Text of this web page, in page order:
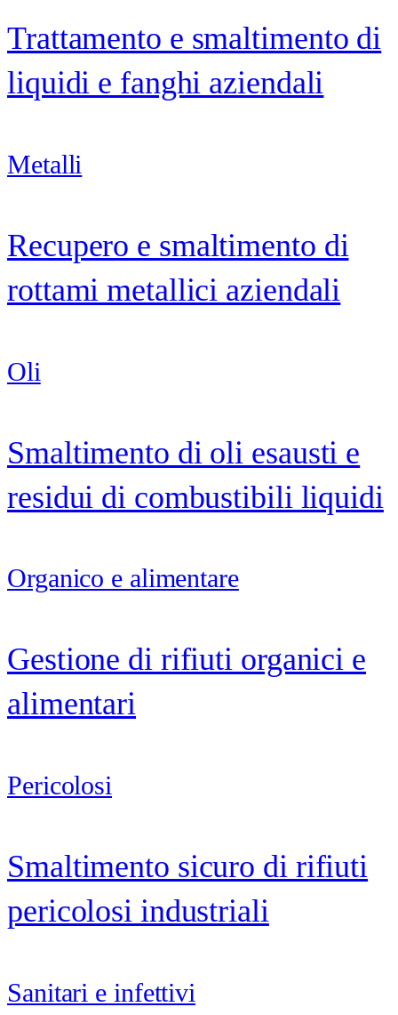
Trattamento e smaltimento di
liquidi e fanghi aziendali
Metalli
Recupero e smaltimento di
rottami metallici aziendali
Oli
Smaltimento di oli esausti e
residui di combustibili liquidi
Organico e alimentare
Gestione di rifiuti organici e
alimentari
Pericolosi
Smaltimento sicuro di rifiuti
pericolosi industriali
Sanitari e infettivi